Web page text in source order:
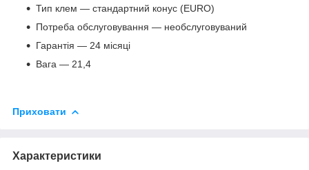
Тип клем — стандартний конус (EURO)
Потреба обслуговування — необслуговуваний
Гарантія — 24 місяці
Вага — 21,4
Приховати
Характеристики